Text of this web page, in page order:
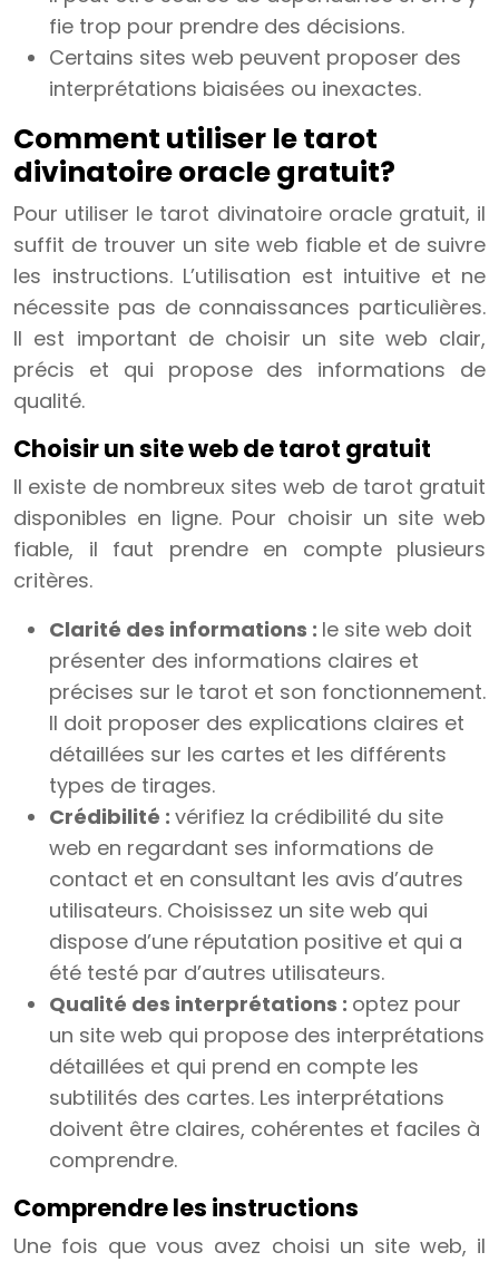
fie trop pour prendre des décisions.
Certains sites web peuvent proposer des
interprétations biaisées ou inexactes.
Comment utiliser le tarot
divinatoire oracle gratuit?
Pour utiliser le tarot divinatoire oracle gratuit, il
suffit de trouver un site web fiable et de suivre
les instructions. L’utilisation est intuitive et ne
nécessite pas de connaissances particulières.
Il est important de choisir un site web clair,
précis et qui propose des informations de
qualité.
Choisir un site web de tarot gratuit
Il existe de nombreux sites web de tarot gratuit
disponibles en ligne. Pour choisir un site web
fiable, il faut prendre en compte plusieurs
critères.
Clarité des informations : le site web doit
présenter des informations claires et
précises sur le tarot et son fonctionnement.
Il doit proposer des explications claires et
détaillées sur les cartes et les différents
types de tirages.
Crédibilité : vérifiez la crédibilité du site
web en regardant ses informations de
contact et en consultant les avis d’autres
utilisateurs. Choisissez un site web qui
dispose d’une réputation positive et qui a
été testé par d’autres utilisateurs.
Qualité des interprétations : optez pour
un site web qui propose des interprétations
détaillées et qui prend en compte les
subtilités des cartes. Les interprétations
doivent être claires, cohérentes et faciles à
comprendre.
Comprendre les instructions
Une fois que vous avez choisi un site web, il